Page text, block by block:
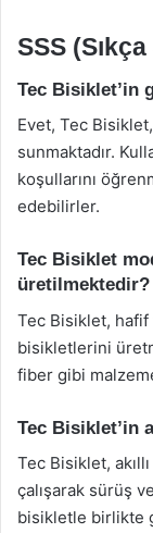
SSS
Tec Bisiklet’in
Evet, Tec
sunmaktadır.
koşullarını
edebilirler.
Tec Bisiklet
üretilmektedir?
Tec Bisiklet, hafif
bisikletlerini
fiber gibi
Tec Bisiklet’in
Tec Bisiklet,
çalışarak sürüş
bisikletle birlikte